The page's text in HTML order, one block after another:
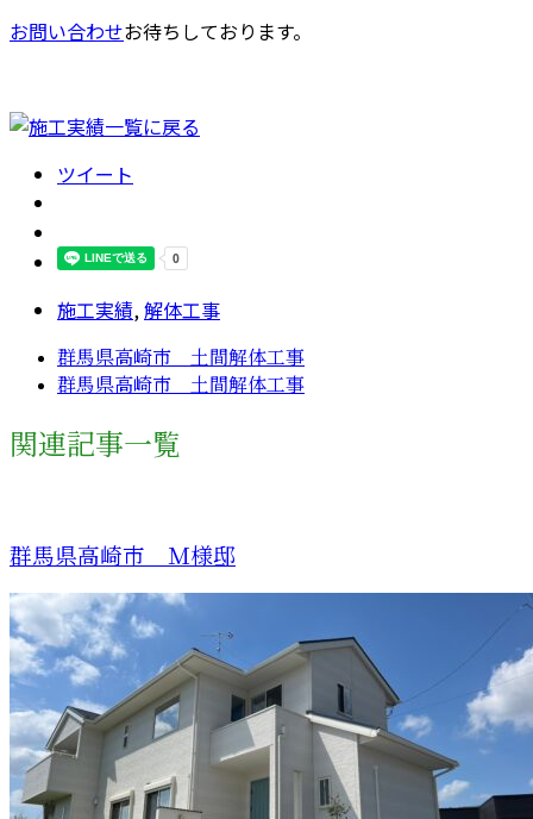
お問い合わせお待ちしております。
ツイート
施工実績,解体工事
群馬県高崎市 土間解体工事
群馬県高崎市 土間解体工事
関連記事一覧
群馬県高崎市 Ｍ様邸